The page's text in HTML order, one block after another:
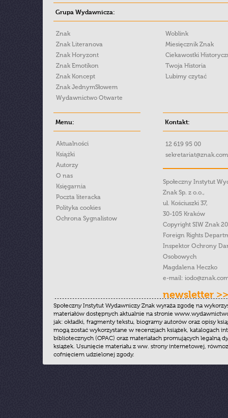
Grupa Wydawnicza:
Znak
Znak Literanova
Znak Horyzont
Znak Emotikon
Znak Koncept
Znak JednymSłowem
Wydawnictwo Otwarte
Woblink
Miesięcznik Znak
Ciekawostki
Twoja Historia
Lubimy czytać
Menu:
Aktualności
Książki
Autorzy
O nas
Księgarnia
Poczta literacka
Polityka cookies
Ochrona Sygnalistow
Kontakt:
12 619 95 00
Społeczny Instytut
Znak Sp. z o.o.,
ul. Kościuszki 37,
30-105 Kraków
Copyright SIW Znak
Foreign Rights
Inspektor Ochrony
Osobowych
Magdalena Heczko
e-mail:
newsletter >>
Społeczny Instytut Wydawniczy Znak wyraża zgodę na
materiałów dostępnych aktualnie na stronie
jak: okładki, fragmenty tekstu, biogramy autorów oraz opisy
mogą zostać wykorzystane w recenzjach książek, katalogach
bibliotecznych (OPAC) oraz materiałach promujących legalną
książek. Usunięcie materiału z ww. strony internetowej,
cofnięciem udzielonej zgody.